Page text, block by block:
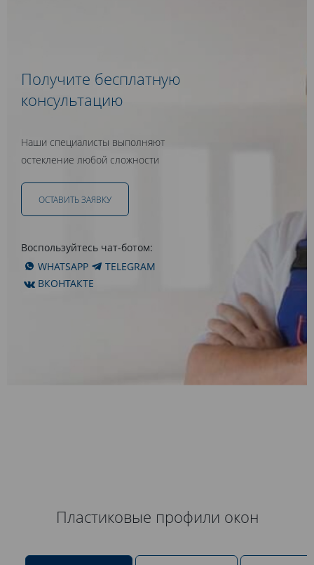
Получите бесплатную
консультацию
Наши специалисты выполняют
остекление любой сложности
ОСТАВИТЬ ЗАЯВКУ
Воспользуйтесь чат-ботом:
WHATSAPP
TELEGRAM
ВКОНТАКТЕ
Пластиковые профили окон